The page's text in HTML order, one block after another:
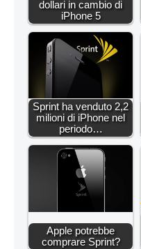
dollari in cambio di
iPhone 5
Sprint ha venduto 2,2
milioni di iPhone nel
periodo…
Apple potrebbe
comprare Sprint?